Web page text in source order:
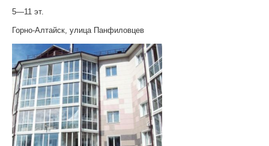
5—11 эт.
Горно-Алтайск, улица Панфиловцев